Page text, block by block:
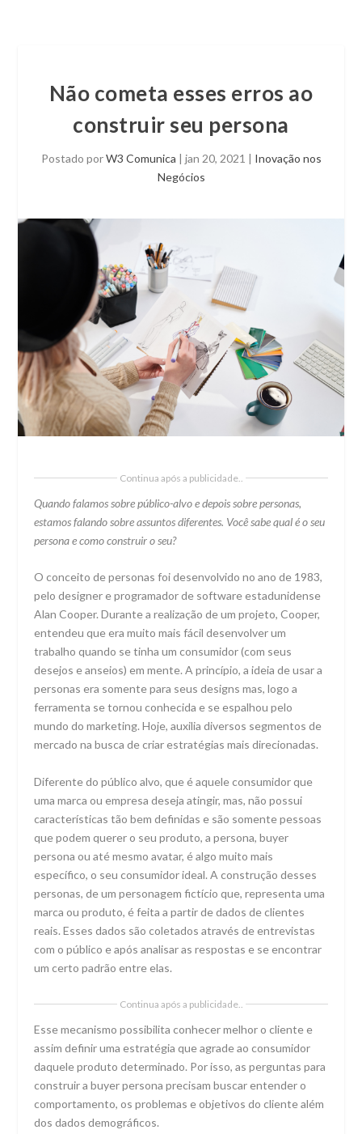
Não cometa esses erros ao
construir seu persona
Postado porW3 Comunica | jan 20, 2021 | Inovação nos
Negócios
Continua após a publicidade..
Quando falamos sobre público-alvo e depois sobre personas,
estamos falando sobre assuntos diferentes. Você sabe qual é o seu
persona e como construir o seu?
O conceito de personas foi desenvolvido no ano de 1983,
pelo designer e programador de software estadunidense
Alan Cooper. Durante a realização de um projeto, Cooper,
entendeu que era muito mais fácil desenvolver um
trabalho quando se tinha um consumidor (com seus
desejos e anseios) em mente. A princípio, a ideia de usar a
personas era somente para seus designs mas, logo a
ferramenta se tornou conhecida e se espalhou pelo
mundo do marketing. Hoje, auxilia diversos segmentos de
mercado na busca de criar estratégias mais direcionadas.
Diferente do público alvo, que é aquele consumidor que
uma marca ou empresa deseja atingir, mas, não possui
características tão bem definidas e são somente pessoas
que podem querer o seu produto, a persona, buyer
persona ou até mesmo avatar, é algo muito mais
específico, o seu consumidor ideal. A construção desses
personas, de um personagem fictício que, representa uma
marca ou produto, é feita a partir de dados de clientes
reais. Esses dados são coletados através de entrevistas
com o público e após analisar as respostas e se encontrar
um certo padrão entre elas.
Continua após a publicidade..
Esse mecanismo possibilita conhecer melhor o cliente e
assim definir uma estratégia que agrade ao consumidor
daquele produto determinado. Por isso, as perguntas para
construir a buyer persona precisam buscar entender o
comportamento, os problemas e objetivos do cliente além
dos dados demográficos.